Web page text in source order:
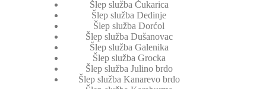
Šlep služba Čukarica
Šlep služba Dedinje
Šlep služba Dorćol
Šlep služba Dušanovac
Šlep služba Galenika
Šlep služba Grocka
Šlep služba Julino brdo
Šlep služba Kanarevo brdo